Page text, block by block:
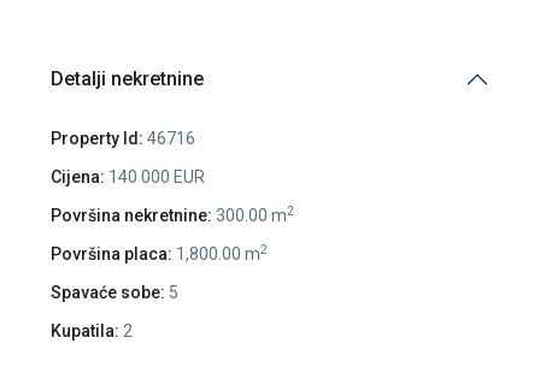
Detalji nekretnine
Property Id: 46716
Cijena: 140 000 EUR
Površina nekretnine: 300.00 m2
Površina placa: 1,800.00 m2
Spavaće sobe: 5
Kupatila: 2